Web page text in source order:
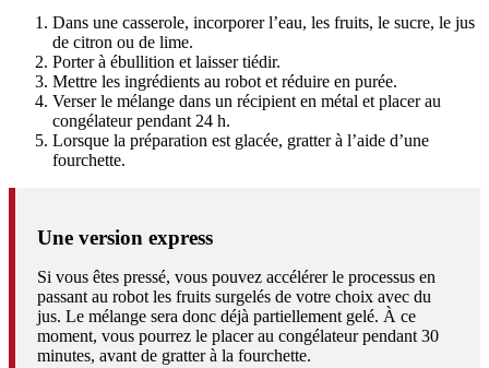
Dans une casserole, incorporer l’eau, les fruits, le sucre, le jus
de citron ou de lime.
Porter à ébullition et laisser tiédir.
Mettre les ingrédients au robot et réduire en purée.
Verser le mélange dans un récipient en métal et placer au
congélateur pendant 24 h.
Lorsque la préparation est glacée, gratter à l’aide d’une
fourchette.
Une version express
Si vous êtes pressé, vous pouvez accélérer le processus en
passant au robot les fruits surgelés de votre choix avec du
jus. Le mélange sera donc déjà partiellement gelé. À ce
moment, vous pourrez le placer au congélateur pendant 30
minutes, avant de gratter à la fourchette.